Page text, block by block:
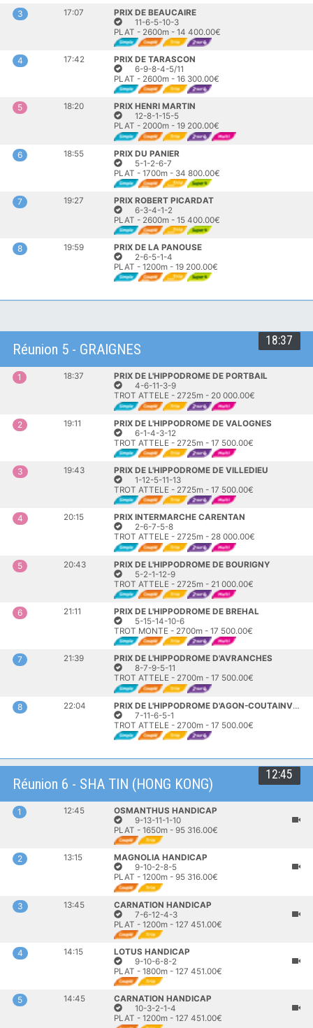
3 17:07
PRIX DE BEAUCAIRE
11-6-5-10-3
PLAT - 2600m - 14 400.00€
4 17:42
PRIX DE TARASCON
6-9-8-4-5/11
PLAT - 2600m - 16 300.00€
5 18:20
PRIX HENRI MARTIN
12-8-1-15-5
PLAT - 2000m - 19 200.00€
6 18:55
PRIX DU PANIER
5-1-2-6-7
PLAT - 1700m - 34 800.00€
7 19:27
PRIX ROBERT PICARDAT
6-3-4-1-2
PLAT - 2600m - 15 400.00€
8 19:59
PRIX DE LA PANOUSE
2-6-5-1-4
PLAT - 1200m - 19 200.00€
18:37
Réunion 5 - GRAIGNES
1 18:37
PRIX DE L'HIPPODROME DE PORTBAIL
4-6-11-3-9
TROT ATTELE - 2725m - 20 000.00€
2 19:11
PRIX DE L'HIPPODROME DE VALOGNES
6-1-4-3-12
TROT ATTELE - 2725m - 17 500.00€
3 19:43
PRIX DE L'HIPPODROME DE VILLEDIEU
1-12-5-11-13
TROT ATTELE - 2725m - 17 500.00€
4 20:15
PRIX INTERMARCHE CARENTAN
2-6-7-5-8
TROT ATTELE - 2725m - 28 000.00€
5 20:43
PRIX DE L'HIPPODROME DE BOURIGNY
5-2-1-12-9
TROT ATTELE - 2725m - 21 000.00€
6 21:11
PRIX DE L'HIPPODROME DE BREHAL
5-15-14-10-6
TROT MONTE - 2700m - 17 500.00€
7 21:39
PRIX DE L'HIPPODROME D'AVRANCHES
8-7-9-5-11
TROT ATTELE - 2700m - 17 500.00€
8 22:04
PRIX DE L'HIPPODROME D'AGON-COUTAINVILLE
7-11-6-5-1
TROT ATTELE - 2700m - 17 500.00€
12:45
Réunion 6 - SHA TIN (HONG KONG)
1 12:45
OSMANTHUS HANDICAP
9-13-11-1-10
PLAT - 1650m - 95 316.00€
2 13:15
MAGNOLIA HANDICAP
9-10-2-8-5
PLAT - 1200m - 95 316.00€
3 13:45
CARNATION HANDICAP
7-6-12-4-3
PLAT - 1200m - 127 451.00€
4 14:15
LOTUS HANDICAP
9-10-6-8-2
PLAT - 1800m - 127 451.00€
5 14:45
CARNATION HANDICAP
10-3-2-1-4
PLAT - 1200m - 127 451.00€